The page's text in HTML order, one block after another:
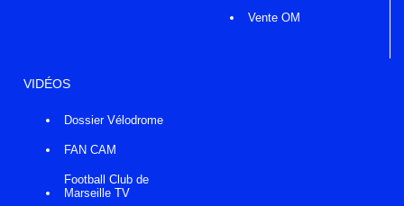
Vente OM
VIDÉOS
Dossier Vélodrome
FAN CAM
Football Club de
Marseille TV